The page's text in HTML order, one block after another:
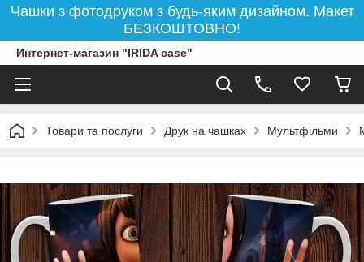
Чашки з фотодруком з будь-яким дизайном. Макет
БЕЗКОШТОВНО!
Интернет-магазин "IRIDA case"
Товари та послуги Друк на чашках Мультфільми